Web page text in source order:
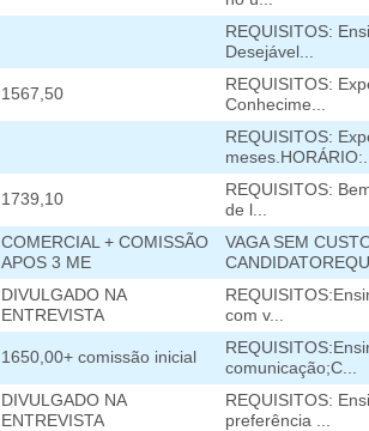
REQUISITOS:
Desejável...
1567,50
REQUISITOS:
Conhecime...
REQUISITOS:
meses.HORÁRIO:...
1739,10
REQUISITOS:
de l...
COMERCIAL + COMISSÃO
APOS 3 ME
VAGA SEM
DIVULGADO NA
ENTREVISTA
com v...
1650,00+ comissão inicial
comunicação;C...
DIVULGADO NA
ENTREVISTA
REQUISITOS:
preferência ...